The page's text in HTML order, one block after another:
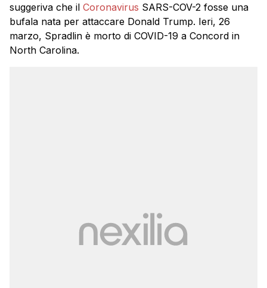
suggeriva che il Coronavirus SARS-COV-2 fosse una
bufala nata per attaccare Donald Trump. Ieri, 26
marzo, Spradlin è morto di COVID-19 a Concord in
North Carolina.